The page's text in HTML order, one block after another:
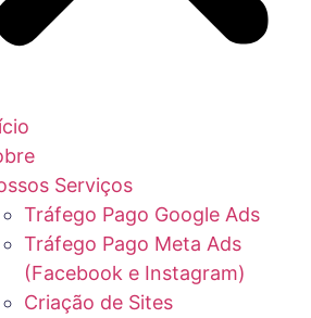
Serviços
Tráfego Pago Google Ads
Tráfego Pago Meta Ads
(Facebook e Instagram)
Criação de Sites